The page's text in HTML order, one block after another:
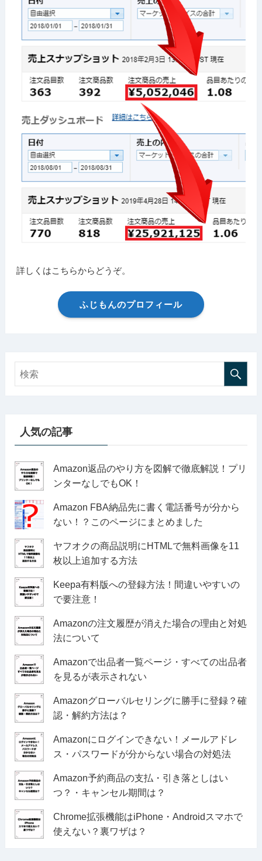
詳しくはこちらからどうぞ。
ふじもんのプロフィール
人気の記事
Amazon返品のやり方を図解で徹底解説！プリ
ンターなしでもOK！
Amazon FBA納品先に書く電話番号が分から
ない！？このページにまとめました
ヤフオクの商品説明にHTMLで無料画像を11
枚以上追加する方法
Keepa有料版への登録方法！間違いやすいの
で要注意！
Amazonの注文履歴が消えた場合の理由と対処
法について
Amazonで出品者一覧ページ・すべての出品者
を見るが表示されない
Amazonグローバルセリングに勝手に登録？確
認・解約方法は？
Amazonにログインできない！メールアドレ
ス・パスワードが分からない場合の対処法
Amazon予約商品の支払・引き落としはい
つ？・キャンセル期間は？
Chrome拡張機能はiPhone・Androidスマホで
使えない？裏ワザは？